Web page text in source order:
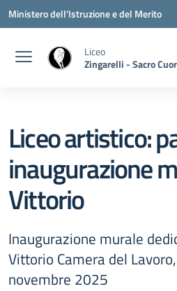
Vai ai contenuti
Vai al menu di navigazione
Vai al footer
Ministero dell'Istruzione e del Merito
Liceo
Zingarelli - Sacro
Liceo artistico:
inaugurazione
Vittorio
Inaugurazione murale
Vittorio Camera del
novembre 2025